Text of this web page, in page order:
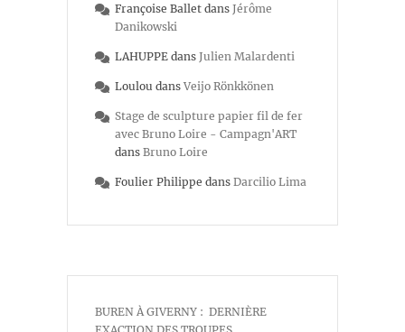
Françoise Ballet dans Jérôme
Danikowski
LAHUPPE dans Julien Malardenti
Loulou dans Veijo Rönkkönen
Stage de sculpture papier fil de fer
avec Bruno Loire - Campagn'ART
dans Bruno Loire
Foulier Philippe dans Darcilio Lima
BUREN À GIVERNY : DERNIÈRE